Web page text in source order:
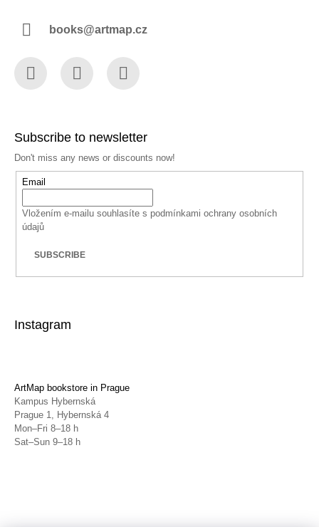
books@artmap.cz
Subscribe to newsletter
Don't miss any news or discounts now!
Email
Vložením e-mailu souhlasíte s podmínkami ochrany osobních
údajů
SUBSCRIBE
Instagram
ArtMap bookstore in Prague
Kampus Hybernská
Prague 1, Hybernská 4
Mon–Fri 8–18 h
Sat–Sun 9–18 h